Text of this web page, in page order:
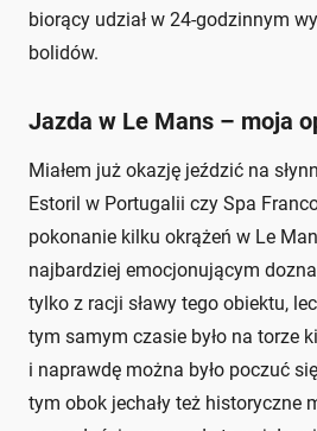
biorący udział w 24-godzinnym
bolidów.
Jazda w Le Mans – moja
Miałem już okazję jeździć na
Estoril w Portugalii czy Spa
pokonanie kilku okrążeń w Le
najbardziej emocjonującym
tylko z racji sławy tego obiektu,
tym samym czasie było na torze
i naprawdę można było poczuć
tym obok jechały też historyczne